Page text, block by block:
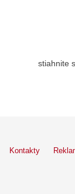
stiahnite
Kontakty